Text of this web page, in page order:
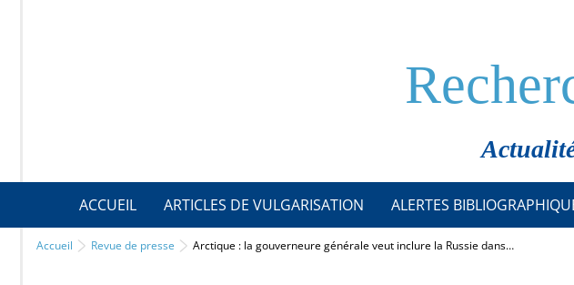
ACCUEIL ARTICLES DE VULGARISATION ALERTES
Accueil Revue de presse Arctique : la gouverneure générale veut inclure la Russie dans…